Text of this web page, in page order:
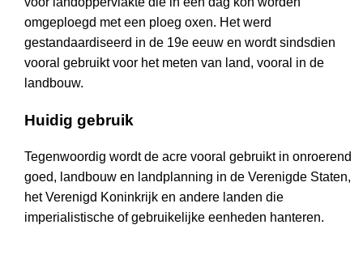
omgeploegd met een ploeg oxen. Het werd
gestandaardiseerd in de 19e eeuw en wordt sindsdien
vooral gebruikt voor het meten van land, vooral in de
landbouw.
Huidig gebruik
Tegenwoordig wordt de acre vooral gebruikt in onroerend
goed, landbouw en landplanning in de Verenigde Staten,
het Verenigd Koninkrijk en andere landen die
imperialistische of gebruikelijke eenheden hanteren.